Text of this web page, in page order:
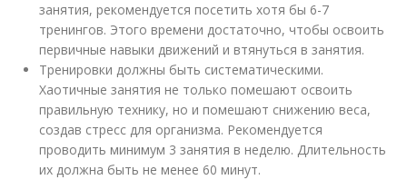
занятия, рекомендуется посетить хотя бы 6-7
тренингов. Этого времени достаточно, чтобы освоить
первичные навыки движений и втянуться в занятия.
Тренировки должны быть систематическими.
Хаотичные занятия не только помешают освоить
правильную технику, но и помешают снижению веса,
создав стресс для организма. Рекомендуется
проводить минимум 3 занятия в неделю. Длительность
их должна быть не менее 60 минут.